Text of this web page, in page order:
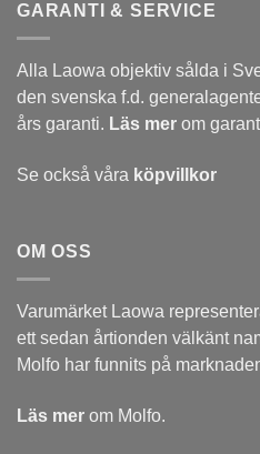
GARANTI & SERVICE
Alla Laowa objektiv sålda i
den svenska f.d.
års garanti. Läs mer om
Se också våra köpvillkor
OM OSS
Varumärket Laowa
ett sedan årtionden välkänt
Molfo har funnits på
Läs mer om Molfo.